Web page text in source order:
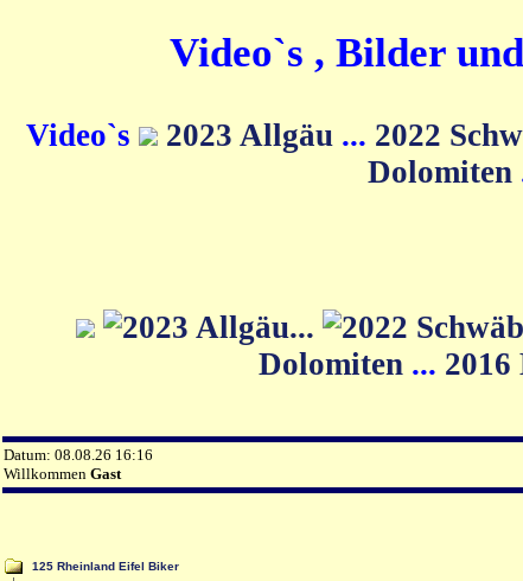
Video`s , Bilder
Video`s 2023 Allgäu ... 2022
Dolomiten
Dolomiten ... 2016
Datum: 08.08.26 16:16
Willkommen Gast
125 Rheinland Eifel Biker